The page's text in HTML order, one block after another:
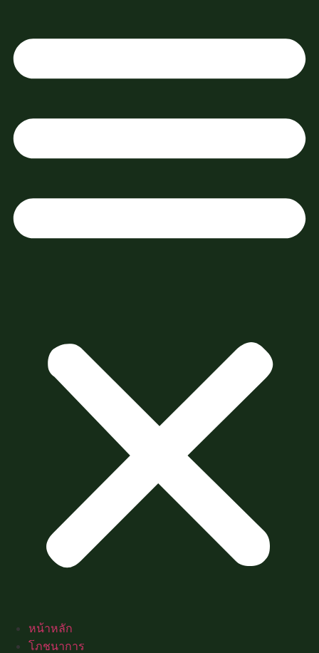
หน้าหลัก
โภชนาการ